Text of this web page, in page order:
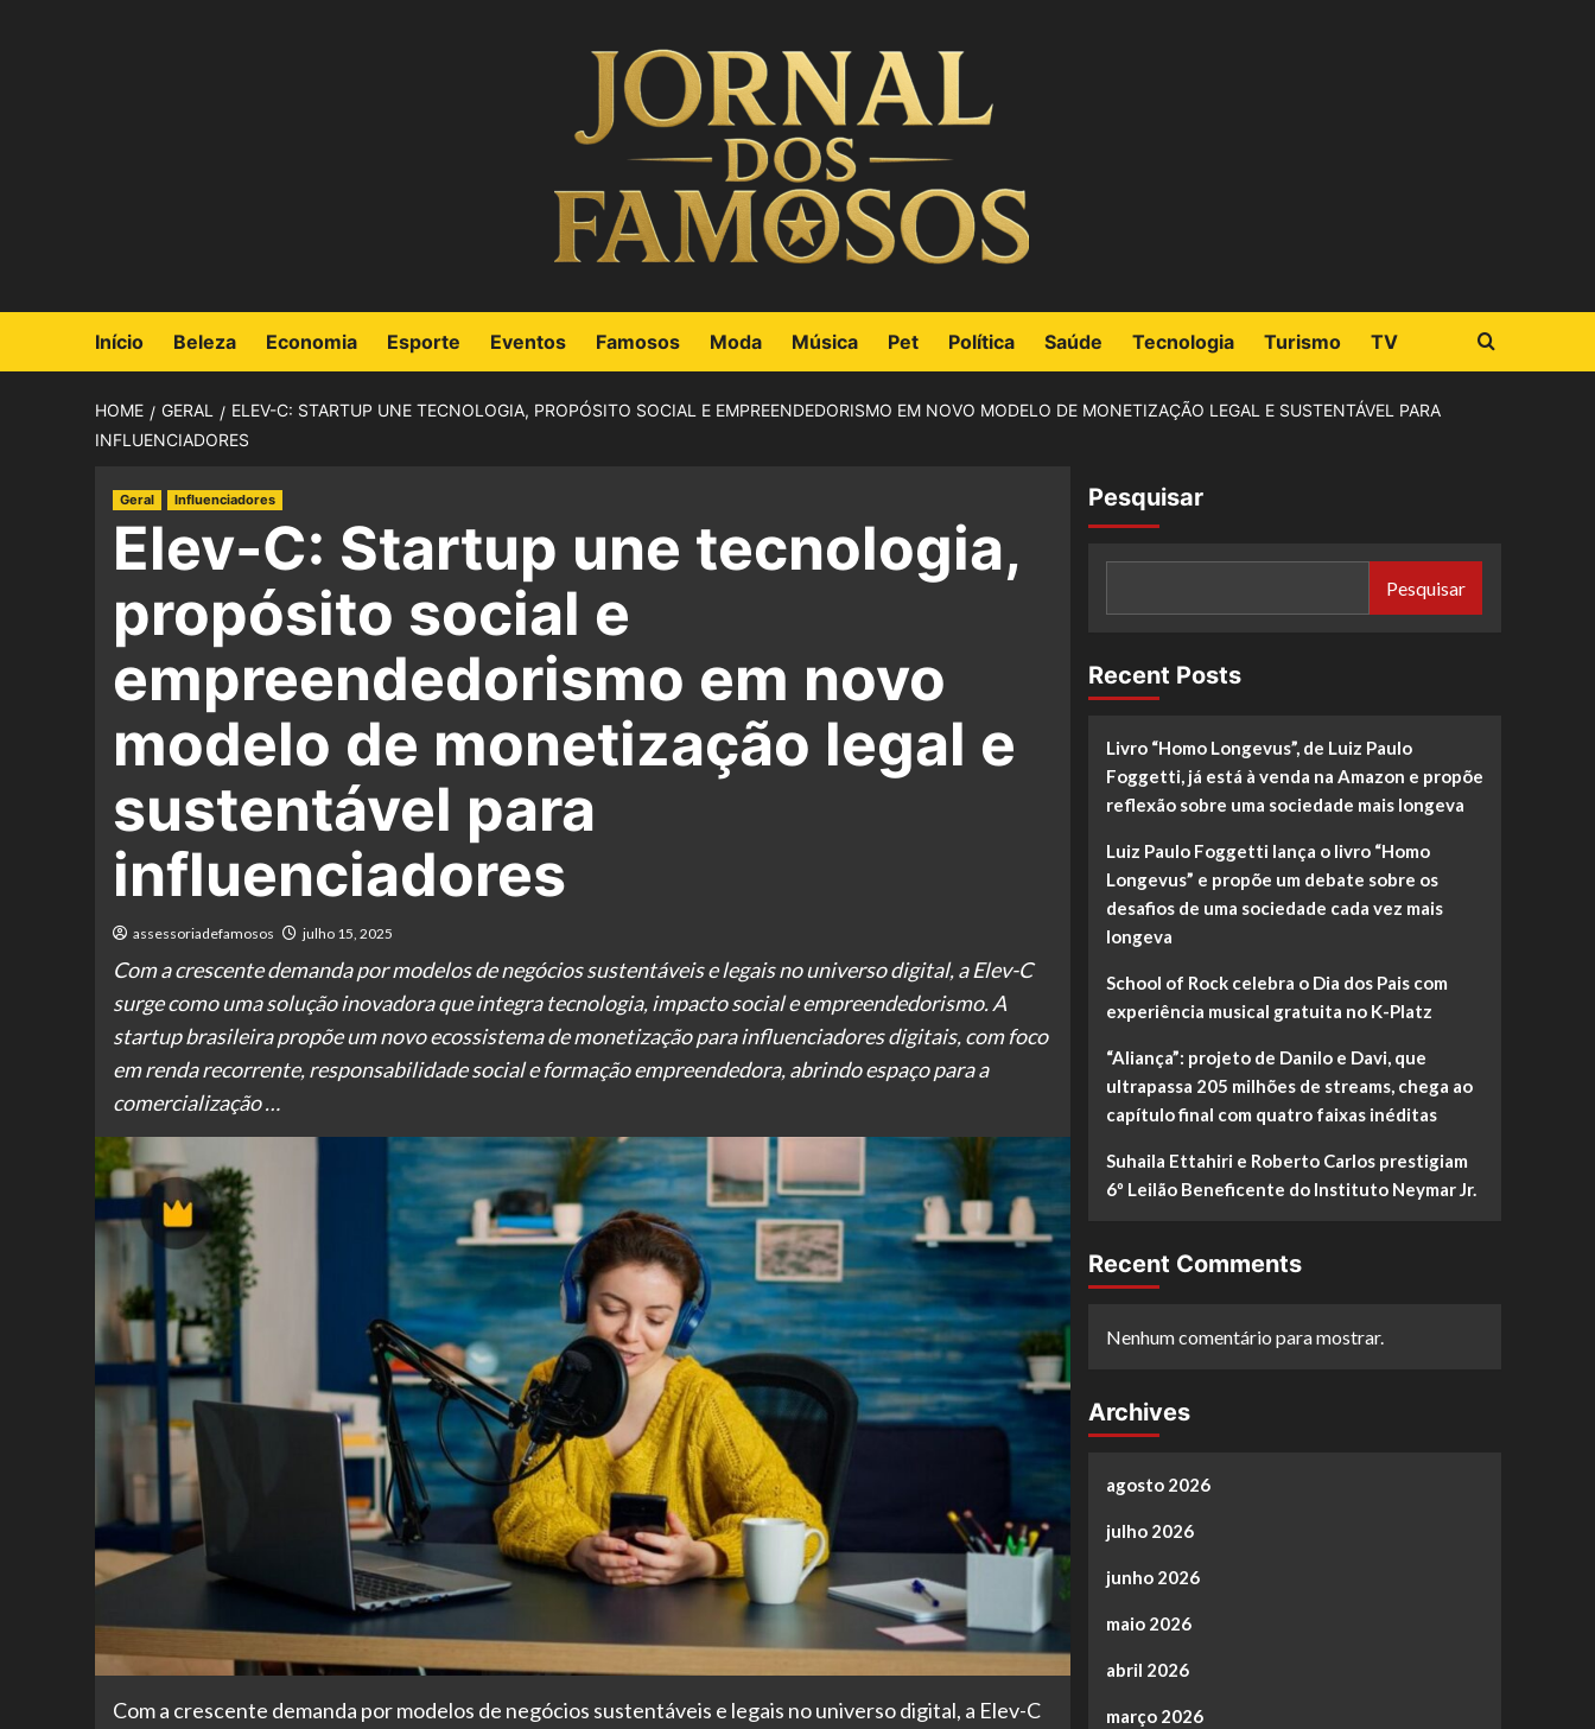
Início Beleza Economia Esporte Eventos Famosos Moda Música Pet Política Saúde Tecnologia Turismo TV
HOME GERAL
ELEV-C: STARTUP UNE TECNOLOGIA, PROPÓSITO SOCIAL E EMPREENDEDORISMO EM NOVO MODELO DE MONETIZAÇÃO LEGAL E SUSTENTÁVEL PARA
INFLUENCIADORES
Geral Influenciadores
Elev-C: Startup une tecnologia,
propósito social e
empreendedorismo em novo
modelo de monetização legal e
sustentável para
influenciadores
assessoriadefamosos julho 15, 2025
Com a crescente demanda por modelos de negócios sustentáveis e legais no universo digital, a Elev-C
surge como uma solução inovadora que integra tecnologia, impacto social e empreendedorismo. A
startup brasileira propõe um novo ecossistema de monetização para influenciadores digitais, com foco
em renda recorrente, responsabilidade social e formação empreendedora, abrindo espaço para a
comercialização …
Com a crescente demanda por modelos de negócios sustentáveis e legais no universo digital, a Elev-C
Pesquisar
Pesquisar
Recent Posts
Livro “Homo Longevus”, de Luiz Paulo
Foggetti, já está à venda na Amazon e propõe
reflexão sobre uma sociedade mais longeva
Luiz Paulo Foggetti lança o livro “Homo
Longevus” e propõe um debate sobre os
desafios de uma sociedade cada vez mais
longeva
School of Rock celebra o Dia dos Pais com
experiência musical gratuita no K-Platz
“Aliança”: projeto de Danilo e Davi, que
ultrapassa 205 milhões de streams, chega ao
capítulo final com quatro faixas inéditas
Suhaila Ettahiri e Roberto Carlos prestigiam
6º Leilão Beneficente do Instituto Neymar Jr.
Recent Comments
Nenhum comentário para mostrar.
Archives
agosto 2026
julho 2026
junho 2026
maio 2026
abril 2026
março 2026